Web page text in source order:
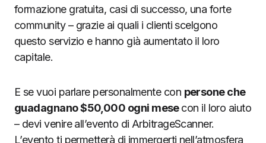
formazione gratuita, casi di successo, una forte
community – grazie ai quali i clienti scelgono
questo servizio e hanno già aumentato il loro
capitale.
E se vuoi parlare personalmente con persone che
guadagnano $50,000 ogni mesecon il loro aiuto
– devi venire all’evento di ArbitrageScanner.
L’evento ti permetterà di immergerti nell’atmosfera